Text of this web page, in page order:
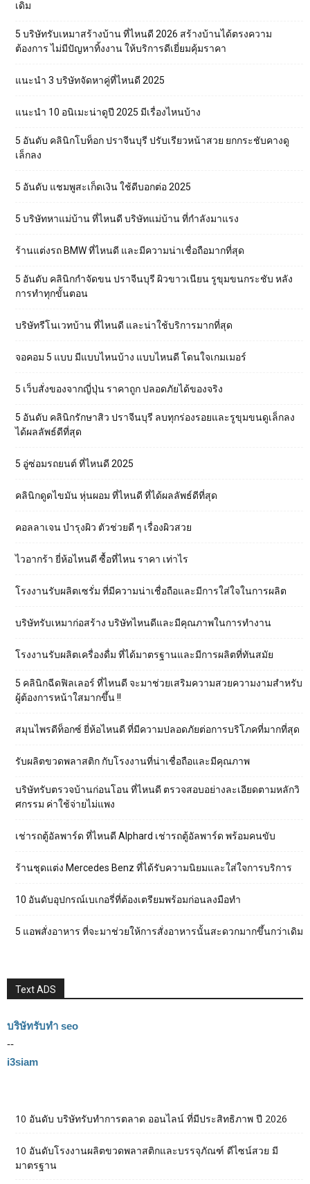
เดิม
5 บริษัทรับเหมาสร้างบ้าน ที่ไหนดี 2026 สร้างบ้านได้ตรงความ
ต้องการ ไม่มีปัญหาทิ้งงาน ให้บริการดีเยี่ยมคุ้มราคา
แนะนำ 3 บริษัทจัดหาคู่ที่ไหนดี 2025
แนะนำ 10 อนิเมะน่าดูปี 2025 มีเรื่องไหนบ้าง
5 อันดับ คลินิกโบท็อก ปราจีนบุรี ปรับเรียวหน้าสวย ยกกระชับคางดู
เล็กลง
5 อันดับ แชมพูสะเก็ดเงิน ใช้ดีบอกต่อ 2025
5 บริษัทหาแม่บ้าน ที่ไหนดี บริษัทแม่บ้าน ที่กำลังมาแรง
ร้านแต่งรถ BMW ที่ไหนดี และมีความน่าเชื่อถือมากที่สุด
5 อันดับ คลินิกกำจัดขน ปราจีนบุรี ผิวขาวเนียน รูขุมขนกระชับ หลัง
การทำทุกขั้นตอน
บริษัทรีโนเวทบ้าน ที่ไหนดี และน่าใช้บริการมากที่สุด
จอคอม 5 แบบ มีแบบไหนบ้าง แบบไหนดี โดนใจเกมเมอร์
5 เว็บสั่งของจากญี่ปุ่น ราคาถูก ปลอดภัยได้ของจริง
5 อันดับ คลินิกรักษาสิว ปราจีนบุรี ลบทุกร่องรอยและรูขุมขนดูเล็กลง
ได้ผลลัพธ์ดีที่สุด
5 อู่ซ่อมรถยนต์ ที่ไหนดี 2025
คลินิกดูดไขมัน หุ่นผอม ที่ไหนดี ที่ได้ผลลัพธ์ดีที่สุด
คอลลาเจน บำรุงผิว ตัวช่วยดี ๆ เรื่องผิวสวย
ไวอากร้า ยี่ห้อไหนดี ซื้อที่ไหน ราคา เท่าไร
โรงงานรับผลิตเซรั่ม ที่มีความน่าเชื่อถือและมีการใส่ใจในการผลิต
บริษัทรับเหมาก่อสร้าง บริษัทไหนดีและมีคุณภาพในการทำงาน
โรงงานรับผลิตเครื่องดื่ม ที่ได้มาตรฐานและมีการผลิตที่ทันสมัย
5 คลินิกฉีดฟิลเลอร์ ที่ไหนดี จะมาช่วยเสริมความสวยความงามสำหรับ
ผู้ต้องการหน้าใสมากขึ้น !!
สมุนไพรดีท็อกซ์ ยี่ห้อไหนดี ที่มีความปลอดภัยต่อการบริโภคที่มากที่สุด
รับผลิตขวดพลาสติก กับโรงงานที่น่าเชื่อถือและมีคุณภาพ
บริษัทรับตรวจบ้านก่อนโอน ที่ไหนดี ตรวจสอบอย่างละเอียดตามหลักวิ
ศกรรม ค่าใช้จ่ายไม่แพง
เช่ารถตู้อัลพาร์ด ที่ไหนดี Alphard เช่ารถตู้อัลพาร์ด พร้อมคนขับ
ร้านชุดแต่ง Mercedes Benz ที่ได้รับความนิยมและใส่ใจการบริการ
10 อันดับอุปกรณ์เบเกอรี่ที่ต้องเตรียมพร้อมก่อนลงมือทำ
5 แอพสั่งอาหาร ที่จะมาช่วยให้การสั่งอาหารนั้นสะดวกมากขึ้นกว่าเดิม
Text ADS
บริษัทรับทำ seo
--
i3siam
10 อันดับ บริษัทรับทำการตลาด ออนไลน์ ที่มีประสิทธิภาพ ปี 2026
10 อันดับโรงงานผลิตขวดพลาสติกและบรรจุภัณฑ์ ดีไซน์สวย มี
มาตรฐาน